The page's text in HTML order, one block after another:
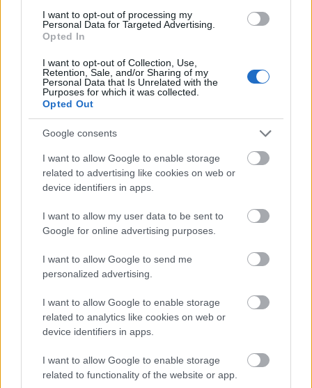
I want to opt-out of processing my
Personal Data for Targeted Advertising.
Opted In
I want to opt-out of Collection, Use,
Retention, Sale, and/or Sharing of my
Personal Data that Is Unrelated with the
Purposes for which it was collected.
Opted Out
Google consents
I want to allow Google to enable storage
related to advertising like cookies on web or
device identifiers in apps.
I want to allow my user data to be sent to
Google for online advertising purposes.
I want to allow Google to send me
personalized advertising.
I want to allow Google to enable storage
related to analytics like cookies on web or
device identifiers in apps.
I want to allow Google to enable storage
related to functionality of the website or app.
nem volt, abban viszont igazad van, hogy
szándékosság nem feltételezhető. Abban is
csel miatt volt.
Érdekes, hogy a támadást követő fehérvári játékos
úgy ítélte meg pár méterről a szituációt, hogy
szándékos volt és elégtételt is próbált venni.
Szumma szummárum, ez a jelenet a Brassó részéről
a sokadik durva (és nem kemény) jelenet volt.
A játékvezetők a két 5 perces brassói emberhátrányt
4, de lehet, hogy 5 jogtalan 2 perces fehérvári
kiállítással próbálták kompenzálni, ami abban az
speciális játékokat.
Imőcz
Jobbulást, Roland!
JR V